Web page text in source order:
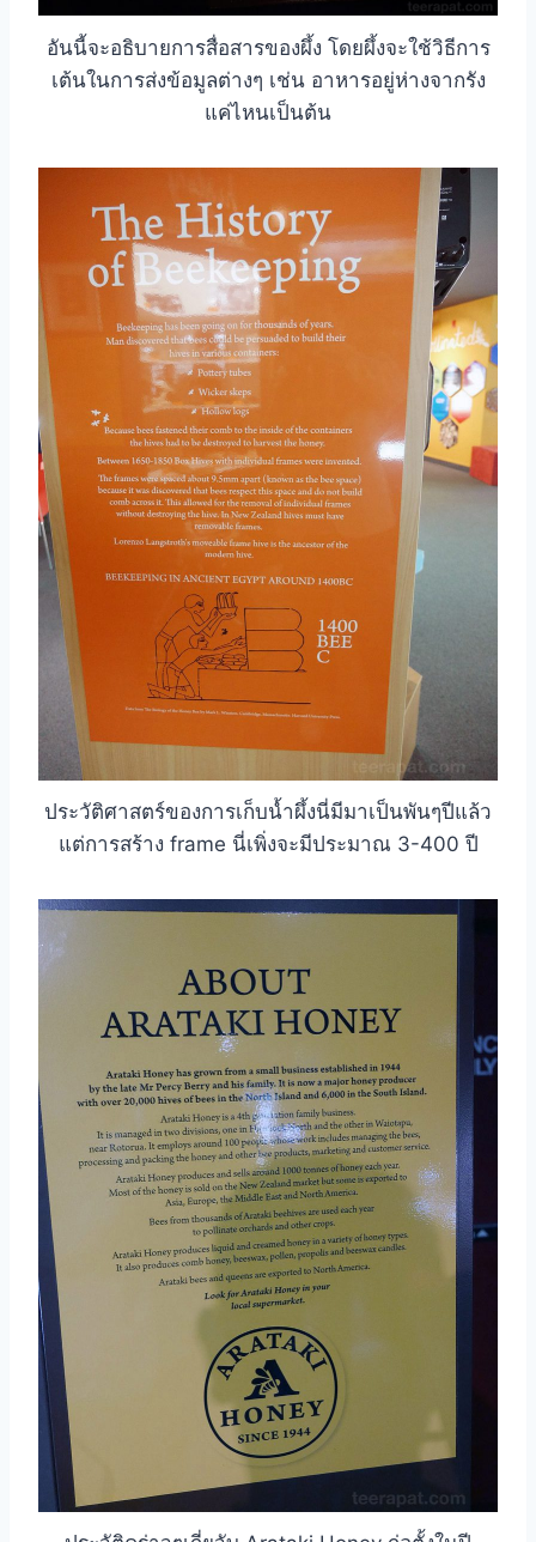
อันนี้จะอธิบายการสื่อสารของผึ้ง โดยผึ้งจะใช้วิธีการ
เต้นในการส่งข้อมูลต่างๆ เช่น อาหารอยู่ห่างจากรัง
แค่ไหนเป็นต้น
ประวัติศาสตร์ของการเก็บน้ำผึ้งนี่มีมาเป็นพันๆปีแล้ว
แต่การสร้าง frame นี่เพิ่งจะมีประมาณ 3-400 ปี